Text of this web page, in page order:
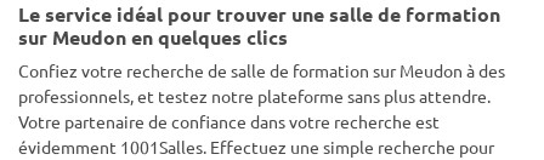
Le service idéal pour trouver une salle de formation
sur Meudon en quelques clics
Confiez votre recherche de salle de formation sur Meudon à des
professionnels, et testez notre plateforme sans plus attendre.
Votre partenaire de confiance dans votre recherche est
évidemment 1001Salles. Effectuez une simple recherche pour